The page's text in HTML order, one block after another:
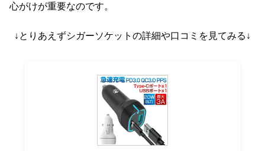
心がけが重要なのです。
↓とりあえずシガーソケットの詳細や口コミを見てみる↓